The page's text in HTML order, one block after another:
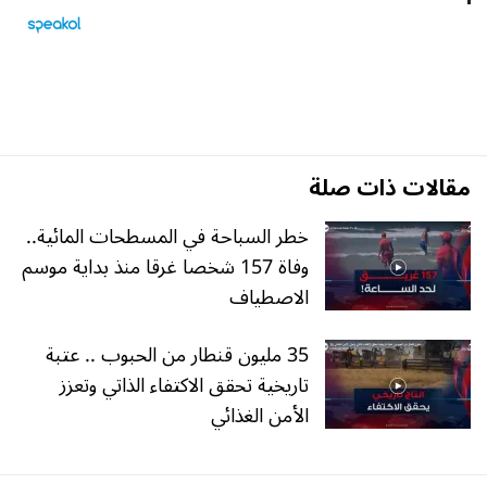
مقالات ذات صلة
خطر السباحة في المسطحات المائية..
وفاة 157 شخصا غرقا منذ بداية موسم
الاصطياف
35 مليون قنطار من الحبوب .. عتبة
تاريخية تحقق الاكتفاء الذاتي وتعزز
الأمن الغذائي